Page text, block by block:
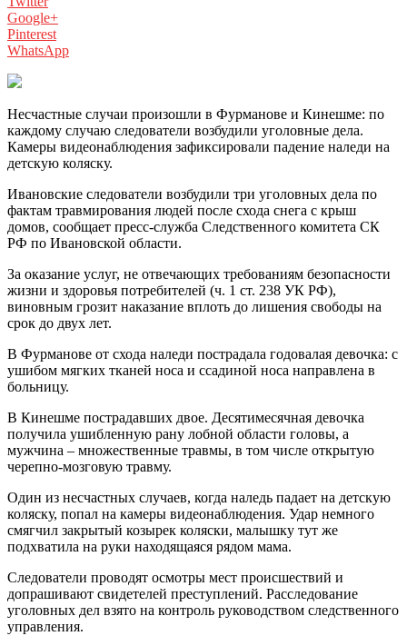
Google+
Pinterest
WhatsApp
Несчастные случаи произошли в Фурманове и Кинешме: по
каждому случаю следователи возбудили уголовные дела.
Камеры видеонаблюдения зафиксировали падение наледи на
детскую коляску.
Ивановские следователи возбудили три уголовных дела по
фактам травмирования людей после схода снега с крыш
домов, сообщает пресс-служба Следственного комитета СК
РФ по Ивановской области.
За оказание услуг, не отвечающих требованиям безопасности
жизни и здоровья потребителей (ч. 1 ст. 238 УК РФ),
виновным грозит наказание вплоть до лишения свободы на
срок до двух лет.
В Фурманове от схода наледи пострадала годовалая девочка: с
ушибом мягких тканей носа и ссадиной носа направлена в
больницу.
В Кинешме пострадавших двое. Десятимесячная девочка
получила ушибленную рану лобной области головы, а
мужчина – множественные травмы, в том числе открытую
черепно-мозговую травму.
Один из несчастных случаев, когда наледь падает на детскую
коляску, попал на камеры видеонаблюдения. Удар немного
смягчил закрытый козырек коляски, малышку тут же
подхватила на руки находящаяся рядом мама.
Следователи проводят осмотры мест происшествий и
допрашивают свидетелей преступлений. Расследование
уголовных дел взято на контроль руководством следственного
управления.